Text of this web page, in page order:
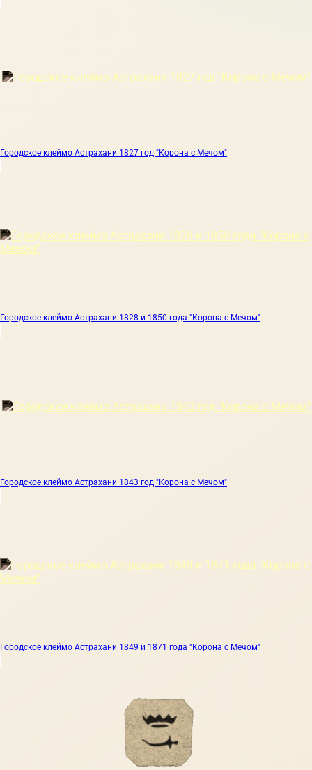
Городское клеймо Астрахани 1827 год "Корона с Мечом"
Городское клеймо Астрахани 1828 и 1850 года "Корона с Мечом"
Городское клеймо Астрахани 1843 год "Корона с Мечом"
Городское клеймо Астрахани 1849 и 1871 года "Корона с Мечом"